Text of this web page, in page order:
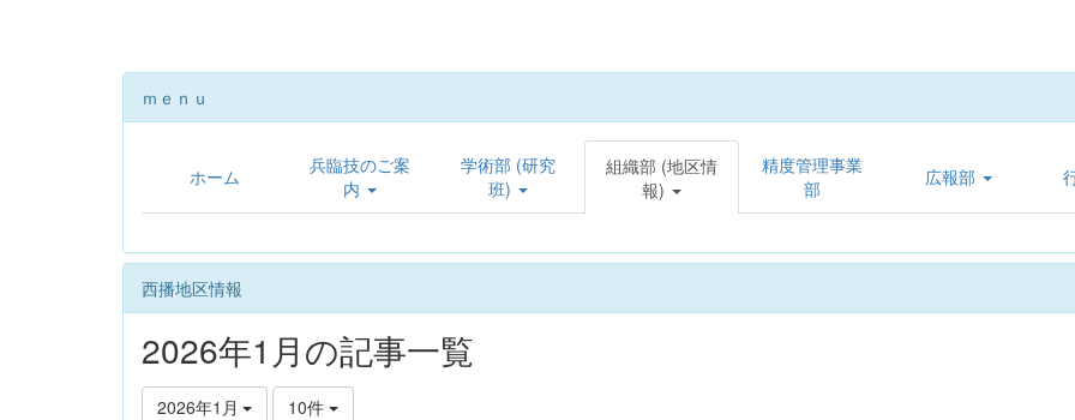
ｍｅｎｕ
ホーム
兵臨技のご案
内
学術部 (研究
班)
組織部 (地区情
報)
精度管理事業
部
広報部
西播地区情報
2026年1月の記事一覧
2026年1月 10件